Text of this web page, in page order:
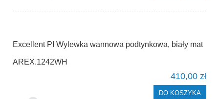
Excellent PI Wylewka wannowa podtynkowa, biały mat
AREX.1242WH
410,00 zł
DO KOSZYKA